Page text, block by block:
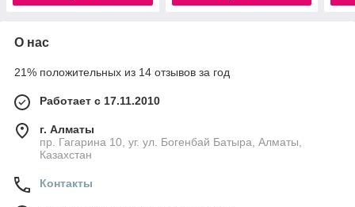
О нас
21% положительных из 14 отзывов за год
Работает с 17.11.2010
г. Алматы
пр. Гагарина 10, уг. ул. Богенбай Батыра, Алматы,
Казахстан
Контакты